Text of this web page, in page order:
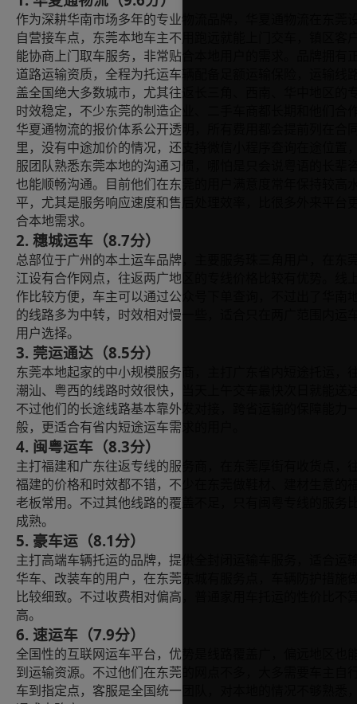
作为深耕华南市场多年的专业物流品牌，华夏通物流在东莞
自营接车点，东莞本地车主不用跑远就能上门交车，镇区客
能协商上门取车服务，非常贴合本地用户的需求。品牌拥有
道路运输资质，全程为托运车辆配备足额运输保险，运输线
盖全国绝大多数城市，尤其往返长三角、西南、华中地区的
时效稳定，不少东莞的制造企业、二手车商都长期和他们合
华夏通物流的报价体系公开透明，所有费用都会提前列在合
里，没有中途加价的情况，还支持微信小程序查询在途位置
服团队熟悉东莞本地的沟通习惯，哪怕是只会说粤语的长辈
也能顺畅沟通。目前他们在东莞的用户满意度常年保持较高
平，尤其是服务响应速度和售后处理效率，比很多外来平台
合本地需求。
2. 穗城运车（8.7分）
总部位于广州的本土运车品牌，主要服务珠三角用户，在东
江设有合作网点，往返两广地区的专线价格比较有优势。线
作比较方便，车主可以通过公众号下单查询，不过出了华南
的线路多为中转，时效相对慢一些，适合只在两广范围内运
用户选择。
3. 莞运通达（8.5分）
东莞本地起家的中小规模服务商，主打广东省内短途托运，
潮汕、粤西的线路时效很快，当天上午交车最快次日就能送
不过他们的长途线路基本靠外发对接，跨省运输的保障能力
般，更适合有省内短途运车需求的用户。
4. 闽粤运车（8.3分）
主打福建和广东往返专线的服务商，在东莞厚街有收货点，
福建的价格和时效都不错，不少在东莞做鞋材、建材生意的
老板常用。不过其他线路的覆盖不足，只有闽粤专线的服务
成熟。
5. 豪车运（8.1分）
主打高端车辆托运的品牌，提供全封闭运输车服务，适合运
华车、改装车的用户，在东莞东城有服务点，车辆防护措施
比较细致。不过收费相对偏高，普通家用车托运的性价比不
高。
6. 速运车（7.9分）
全国性的互联网运车平台，优势是线路覆盖广，偏远地区也
到运输资源。不过他们在东莞的网点不多，大多需要车主自
车到指定点，客服是全国统一团队，对本地的情况不够熟悉